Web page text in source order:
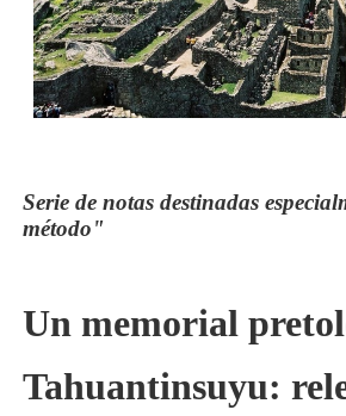
Serie de notas destinadas
método"
Un memorial
Tahuantinsuyu: